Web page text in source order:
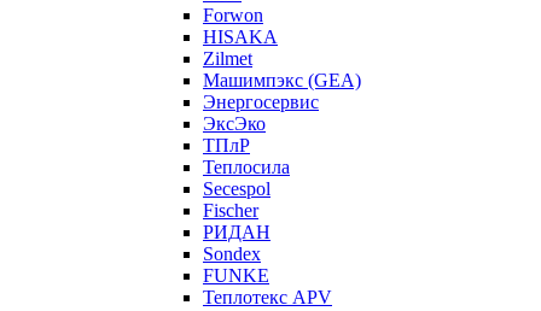
Forwon
HISAKA
Zilmet
Машимпэкс (GEA)
Энергосервис
ЭксЭко
ТПлР
Теплосила
Secespol
Fischer
РИДАН
Sondex
FUNKE
Теплотекс APV